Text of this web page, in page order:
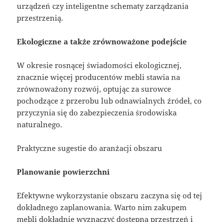
urządzeń czy inteligentne schematy zarządzania
przestrzenią.
Ekologiczne a także zrównoważone podejście
W okresie rosnącej świadomości ekologicznej,
znacznie więcej producentów mebli stawia na
zrównoważony rozwój, optując za surowce
pochodzące z przerobu lub odnawialnych źródeł, co
przyczynia się do zabezpieczenia środowiska
naturalnego.
Praktyczne sugestie do aranżacji obszaru
Planowanie powierzchni
Efektywne wykorzystanie obszaru zaczyna się od tej
dokładnego zaplanowania. Warto nim zakupem
mebli dokładnie wyznaczyć dostępną przestrzeń i